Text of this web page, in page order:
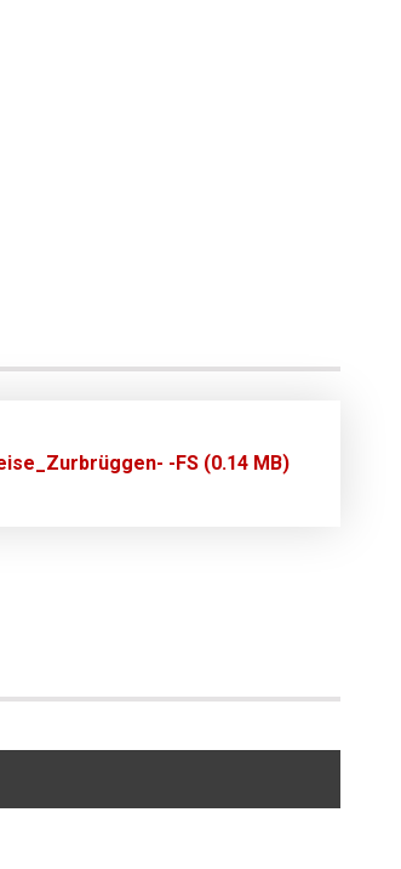
-FS (0.14 MB)